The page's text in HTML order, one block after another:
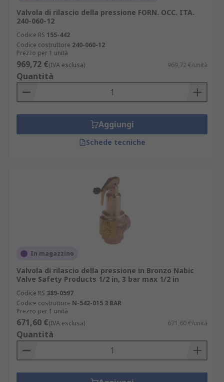
Valvola di rilascio della pressione FORN. OCC. ITA.
240-060-12
Codice RS 155-442
Codice costruttore 240-060-12
Prezzo per 1 unità
969,72 €(IVA esclusa) 969,72 €/unità
Quantità
Aggiungi
Schede tecniche
In magazzino
Valvola di rilascio della pressione in Bronzo Nabic
Valve Safety Products 1/2 in, 3 bar max 1/2 in
Codice RS 389-0597
Codice costruttore N-542-015 3 BAR
Prezzo per 1 unità
671,60 €(IVA esclusa) 671,60 €/unità
Quantità